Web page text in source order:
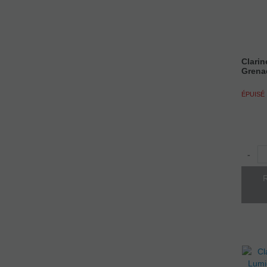
ÉPUISÉ
-